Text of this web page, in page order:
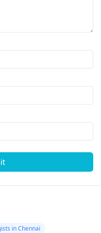
in Chennai